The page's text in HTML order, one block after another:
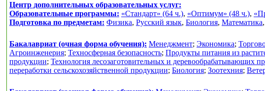
Центр дополнительных образовательных услуг:
Образовательные программы: «Стандарт» (64 ч.), «Оптимум» (48 ч.),
Подготовка по предметам: Физика, Русский язык, Биология, Математика,
Бакалавриат (очная форма обучения): Менеджмент; Экономика;
Агроинженерия; Техносферная безопасность; Продукты питания из
продукции; Технология лесозаготовительных и деревообрабатывающих
переработки сельскохозяйственной продукции; Биология; Зоотехния;